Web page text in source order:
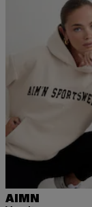
AIMN